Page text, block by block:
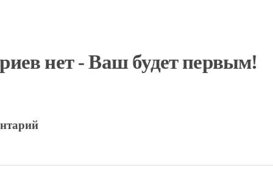
нет - Ваш будет первым!